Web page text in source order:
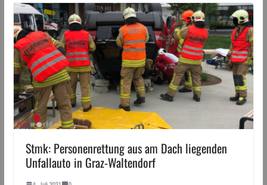
Stmk: Personenrettung aus am Dach liegenden
Unfallauto in Graz-Waltendorf